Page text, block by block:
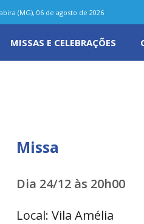
(MG), 06 de agosto de 2026
MISSAS E CELEBRAÇÕES
Missa
Dia 24/12 às 20h00
Local: Vila Amélia